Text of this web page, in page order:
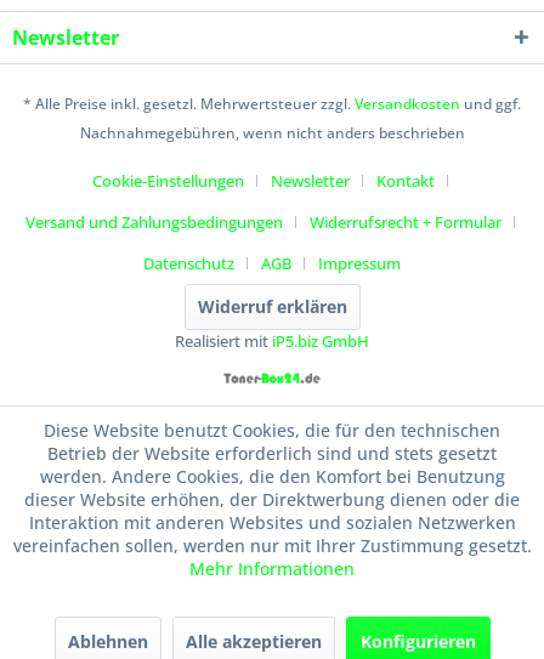
Newsletter
* Alle Preise inkl. gesetzl. Mehrwertsteuer zzgl.Versandkosten und ggf.
Nachnahmegebühren, wenn nicht anders beschrieben
Cookie-Einstellungen Newsletter
Kontakt
Versand und Zahlungsbedingungen
Widerrufsrecht + Formular
Datenschutz
AGB Impressum
Widerruf erklären
Realisiert mit iP5.biz GmbH
Diese Website benutzt Cookies, die für den technischen
Betrieb der Website erforderlich sind und stets gesetzt
werden. Andere Cookies, die den Komfort bei Benutzung
dieser Website erhöhen, der Direktwerbung dienen oder die
Interaktion mit anderen Websites und sozialen Netzwerken
vereinfachen sollen, werden nur mit Ihrer Zustimmung gesetzt.
Mehr Informationen
Ablehnen Alle akzeptieren Konfigurieren